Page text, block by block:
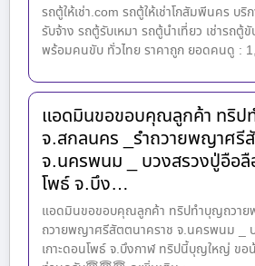
รถตู้ให้เช่า.com รถตู้ให้เช่าโกสัมพีนคร บริ
รับจ้าง รถตู้รับเหมา รถตู้นำเที่ยว เช่ารถตู้
พร้อมคนขับ ทั่วไทย ราคาถูก ยอดคนดู :
แอดมินขอขอบคุณลูกค้า ทริป
จ.สกลนคร _รำถวายพญาศรี
จ.นครพนม _ บวงสรวงปู่อือลื
โพธ์ จ.บึง…
แอดมินขอขอบคุณลูกค้า ทริปทำบุญถวาย
ถวายพญาศรีสัตตนาคราช จ.นครพนม _
เกาะดอนโพธ์ จ.บึงกาฬ ทริปนี้บุญใหญ่ ข